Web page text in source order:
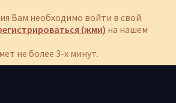
Вам необходимо войти в свой
(жми) на нашем
не более 3-х минут.